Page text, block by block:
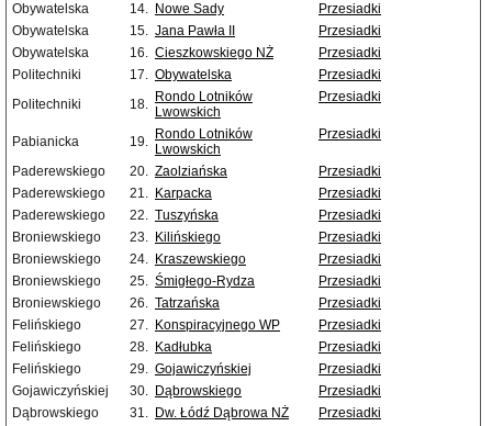
Obywatelska
14. Nowe Sady
Przesiadki
Obywatelska
15. Jana Pawła II
Przesiadki
Obywatelska
16. Cieszkowskiego NŻ
Przesiadki
Politechniki
17. Obywatelska
Przesiadki
Politechniki
18. Rondo Lotników
Lwowskich
Przesiadki
Pabianicka 19. Rondo Lotników
Lwowskich
Przesiadki
Paderewskiego 20. Zaolziańska
Przesiadki
Paderewskiego
21. Karpacka
Przesiadki
Paderewskiego
22. Tuszyńska
Przesiadki
Broniewskiego
23. Kilińskiego
Przesiadki
Broniewskiego
24. Kraszewskiego
Przesiadki
Broniewskiego
25. Śmigłego-Rydza
Przesiadki
Broniewskiego
26. Tatrzańska
Przesiadki
Felińskiego
27. Konspiracyjnego WP
Przesiadki
Felińskiego
28. Kadłubka
Przesiadki
Felińskiego
29. Gojawiczyńskiej
Przesiadki
Gojawiczyńskiej
30. Dąbrowskiego
Przesiadki
Dąbrowskiego
31. Dw. Łódź Dąbrowa NŻ Przesiadki